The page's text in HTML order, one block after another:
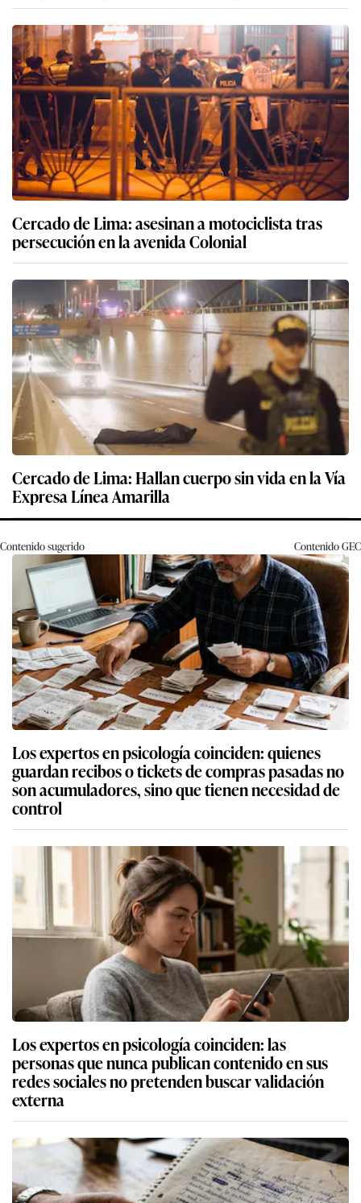
Cercado de Lima: asesinan a motociclista tras
persecución en la avenida Colonial
Cercado de Lima: Hallan cuerpo sin vida en la Vía
Expresa Línea Amarilla
Contenido sugerido ContenidoGEC
Los expertos en psicología coinciden: quienes
guardan recibos o tickets de compras pasadas no
son acumuladores, sino que tienen necesidad de
control
Los expertos en psicología coinciden: las
personas que nunca publican contenido en sus
redes sociales no pretenden buscar validación
externa